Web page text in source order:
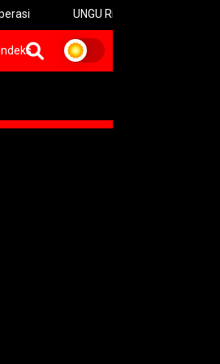
UNGU Rilis Video Musik “Utara-
Indeks